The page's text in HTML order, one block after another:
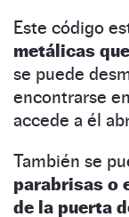
Este código
metálicas
se puede
encontrarse
accede a él
También se
parabrisas o
de la puerta